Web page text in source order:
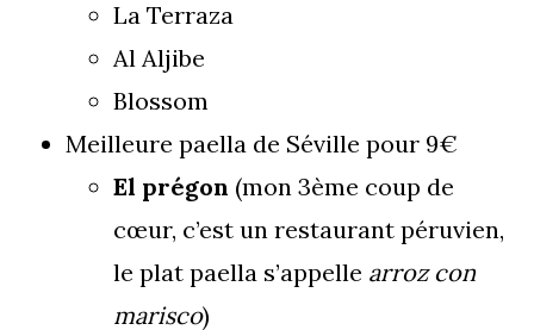
La Terraza
Al Aljibe
Blossom
Meilleure paella de Séville pour 9€
El prégon (mon 3ème coup de
cœur, c’est un restaurant péruvien,
le plat paella s’appelle arroz con
marisco)